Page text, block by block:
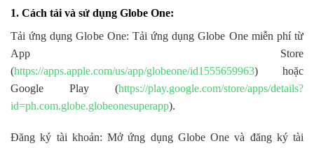
1. Cách tải và sử dụng Globe One:
Tải ứng dụng Globe One: Tải ứng dụng Globe One miễn phí từ
App Store
(https://apps.apple.com/us/app/globeone/id1555659963) hoặc
Google Play (https://play.google.com/store/apps/details?
id=ph.com.globe.globeonesuperapp).
Đăng ký tài khoản: Mở ứng dụng Globe One và đăng ký tài